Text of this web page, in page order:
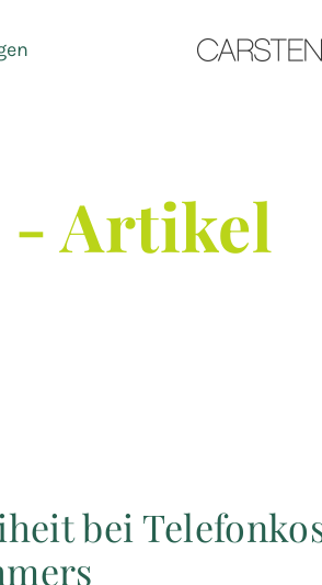
- Artikel
bei